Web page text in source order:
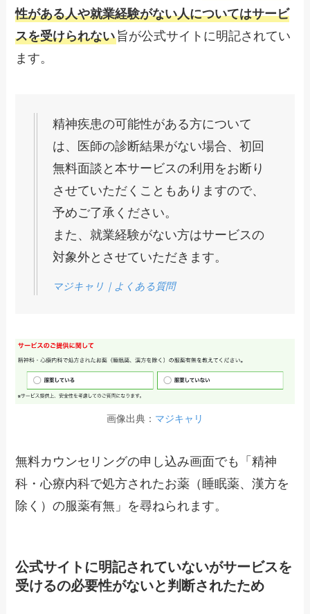
性がある人や就業経験がない人についてはサービ
スを受けられない旨が公式サイトに明記されてい
ます。
精神疾患の可能性がある方について
は、医師の診断結果がない場合、初回
無料面談と本サービスの利用をお断り
させていただくこともありますので、
予めご了承ください。
また、就業経験がない方はサービスの
対象外とさせていただきます。
マジキャリ｜よくある質問
画像出典： マジキャリ
無料カウンセリングの申し込み画面でも「精神
科・心療内科で処方されたお薬（睡眠薬、漢方を
除く）の服薬有無」を尋ねられます。
公式サイトに明記されていないがサービスを
受けるの必要性がないと判断されたため